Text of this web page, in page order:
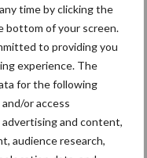
time by clicking the
bottom of your screen.
to providing you
experience. The
for the following
or access
advertising and content,
audience research,
Partner nieuws
vreest